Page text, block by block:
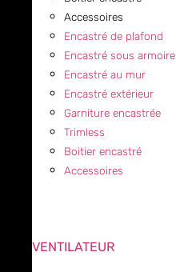
Accessoires
Encastré de plafond
Encastré sous armoire
Encastré au mur
Encastré extérieur
Garniture encastrée
Trimless
Boitier encastré
Accessoires
VENTILATEUR